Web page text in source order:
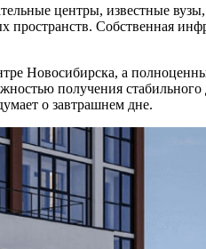
центры, известные
пространств. Собственная
Новосибирска, а
получения стабильного
о завтрашнем дне.